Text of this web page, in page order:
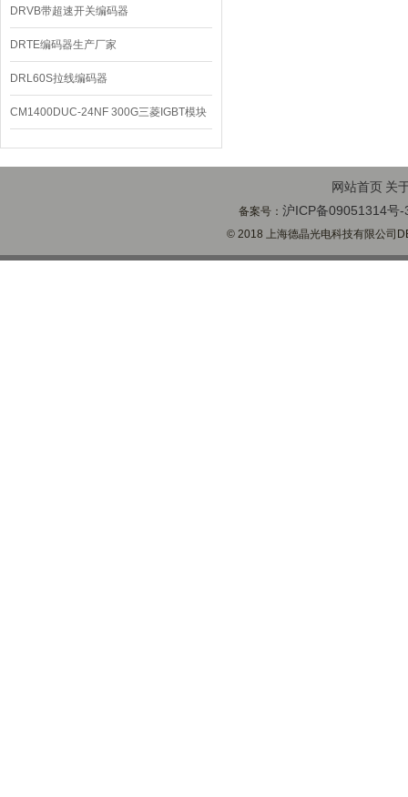
DRVB带超速开关编码器
DRTE编码器生产厂家
DRL60S拉线编码器
CM1400DUC-24NF 300G三菱IGBT模块
网站首页 关
备案号：沪ICP备09051314号-
© 2018 上海德晶光电科技有限公司